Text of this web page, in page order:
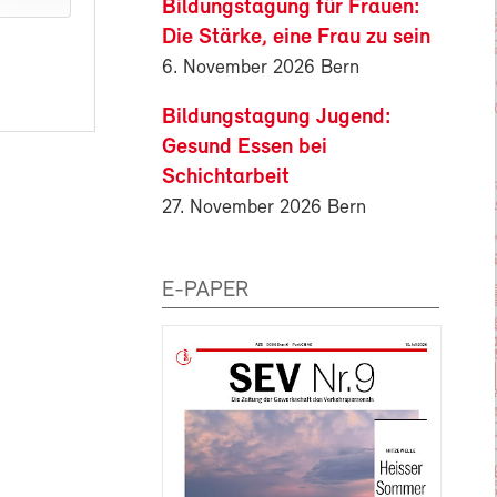
Bildungstagung für Frauen:
Die Stärke, eine Frau zu sein
6. November 2026 Bern
Bildungstagung Jugend:
Gesund Essen bei
Schichtarbeit
27. November 2026 Bern
E-PAPER